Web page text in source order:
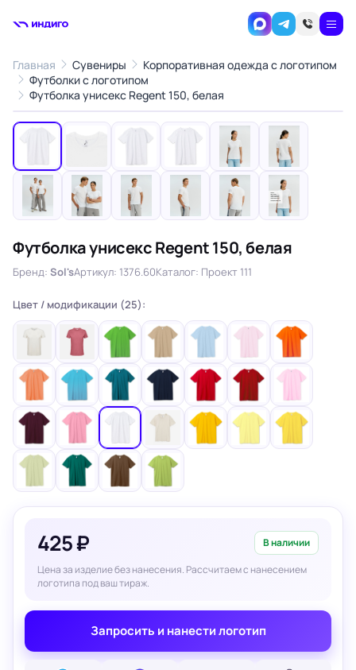
Главная Сувениры
Корпоративная одежда с логотипом
Футболки с логотипом
Футболка унисекс Regent 150, белая
‹ ›
Футболка унисекс Regent 150, белая
Бренд: Sol'sАртикул: 1376.60Каталог: Проект 111
Цвет / модификации (25):
425 ₽ В наличии
Цена за изделие без нанесения. Рассчитаем с нанесением
логотипа под ваш тираж.
Запросить и нанести логотип